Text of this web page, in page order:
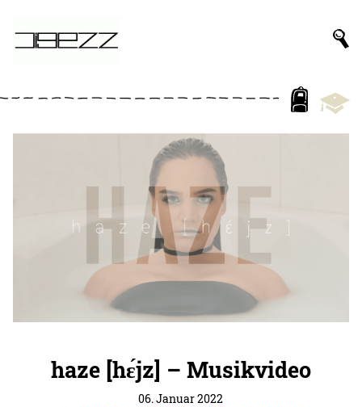
haze [hɛ́jz] – Musikvideo
06. Januar 2022